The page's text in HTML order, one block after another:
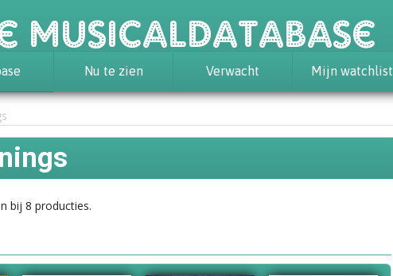
Musicaldatabase
Nu te zien Verwacht Mijn watchlist
bij 8 producties.